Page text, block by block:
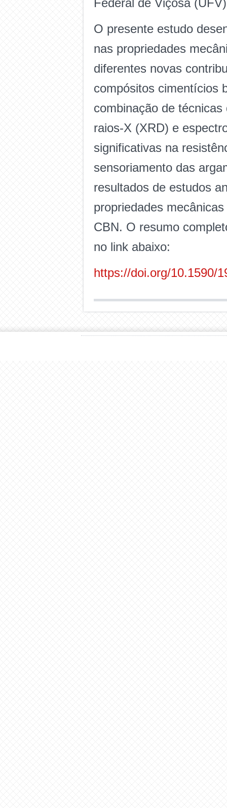
O presente estudo
nas propriedades
diferentes novas
compósitos cimentícios
combinação de
raios-X (XRD) e
significativas na
sensoriamento das
resultados de estudos
propriedades
CBN. O resumo
no link abaixo:
https://doi.org/10.1590/